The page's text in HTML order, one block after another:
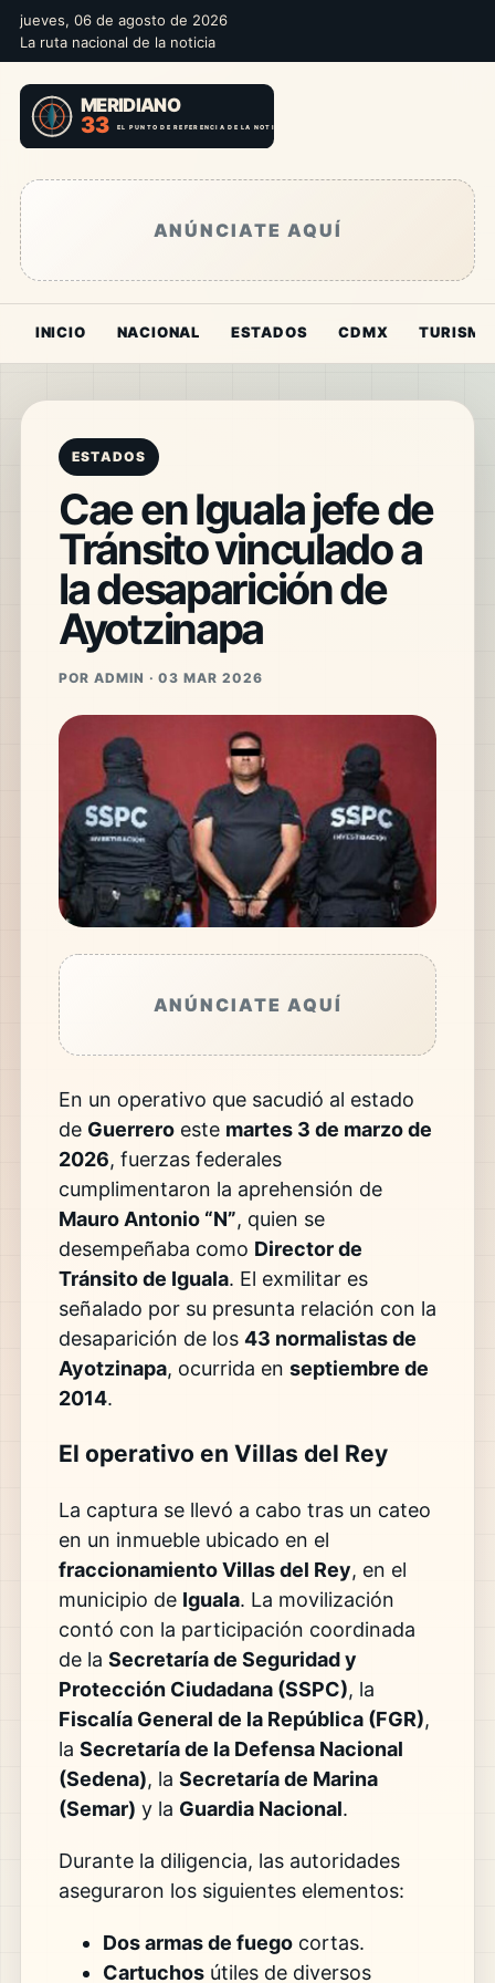
jueves, 06 de agosto de 2026
La ruta nacional de la noticia
ANÚNCIATE AQUÍ
INICIO NACIONAL ESTADOS CDMX TURISMO
ESTADOS
Cae en Iguala jefe de
Tránsito vinculado a
la desaparición de
Ayotzinapa
POR ADMIN · 03 MAR 2026
ANÚNCIATE AQUÍ
En un operativo que sacudió al estado
de Guerreroeste martes 3 de marzo de
2026, fuerzas federales
cumplimentaron la aprehensión de
Mauro Antonio “N”, quien se
desempeñaba como Director de
Tránsito de Iguala. El exmilitar es
señalado por su presunta relación con la
desaparición de los 43 normalistas de
Ayotzinapa, ocurrida en septiembre de
2014.
El operativo en Villas del Rey
La captura se llevó a cabo tras un cateo
en un inmueble ubicado en el
fraccionamiento Villas del Rey, en el
municipio de Iguala. La movilización
contó con la participación coordinada
de la Secretaría de Seguridad y
Protección Ciudadana (SSPC), la
Fiscalía General de la República (FGR),
la Secretaría de la Defensa Nacional
(Sedena), la Secretaría de Marina
(Semar) y la Guardia Nacional.
Durante la diligencia, las autoridades
aseguraron los siguientes elementos:
Dos armas de fuegocortas.
Cartuchosútiles de diversos